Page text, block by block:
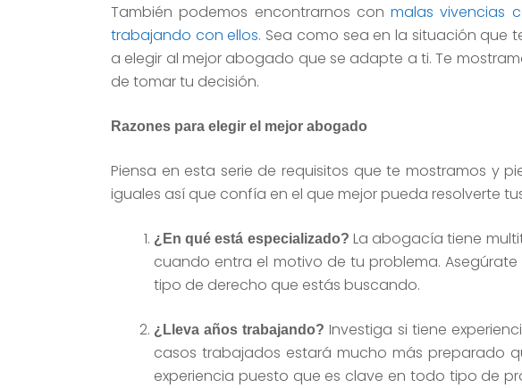
También podemos encontrarnos conmalas vivencias
trabajando con ellos. Sea como sea en la situación que
a elegir al mejor abogado que se adapte a ti. Te
de tomar tu decisión.
Razones para elegir el mejor abogado
Piensa en esta serie de requisitos que te mostramos y
iguales así que confía en el que mejor pueda resolverte
¿En qué está especializado? La abogacía tiene
cuando entra el motivo de tu problema.
tipo de derecho que estás buscando.
¿Lleva años trabajando? Investiga si tiene
casos trabajados estará mucho más preparado
experiencia puesto que es clave en todo tipo de